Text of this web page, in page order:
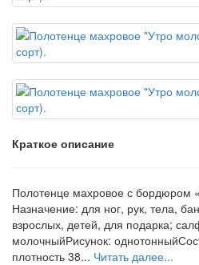
Краткое описание
Полотенце махровое с бордюром
Назначение: для ног, рук, тела,
взрослых, детей, для подарка;
молочныйРисунок:
плотность 38... Читать далее...